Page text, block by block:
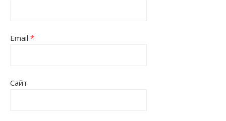
Email *
Сайт